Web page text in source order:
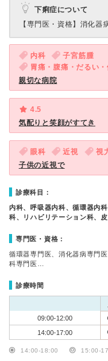
下痢症について
【専門医・資格】 消化器
内科
子宮筋腫
胃痛・腹痛・だるい
親切な病院
4.5
気配りと笑顔がすてき
眼科 近視 視
子供の近視で
診療科目：
内科、呼吸器内科、循環器内
科、リハビリテーション科、
専門医・資格：
循環器専門医、消化器病専門
科専門医…
診療時間
09:00-12:00
14:00-17:00
14:00-18:00 15:00-